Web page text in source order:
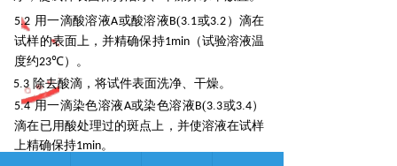
5.2 用一滴酸溶液A或酸溶液B(3.1或3.2 ）滴在
试样的表面上，并精确保持1min（试验溶液温
度约23℃）。
5.3 除去酸滴，将试件表面洗净、干燥。
5.4用一滴染色溶液A或染色溶液B(3.3或3.4）
滴在已用酸处理过的斑点上，并使溶液在试样
上精确保持1min。